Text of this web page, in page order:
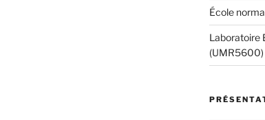
École
Laboratoire
(UMR5600)